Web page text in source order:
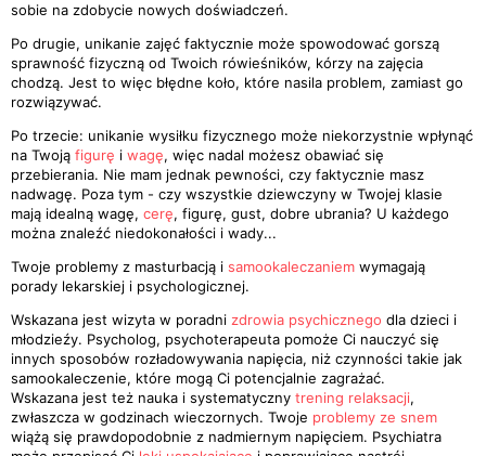
sobie na zdobycie nowych doświadczeń.
Po drugie, unikanie zajęć faktycznie może spowodować gorszą
sprawność fizyczną od Twoich rówieśników, kórzy na zajęcia
chodzą. Jest to więc błędne koło, które nasila problem, zamiast go
rozwiązywać.
Po trzecie: unikanie wysiłku fizycznego może niekorzystnie wpłynąć
na Twoją figurę i wagę, więc nadal możesz obawiać się
przebierania. Nie mam jednak pewności, czy faktycznie masz
nadwagę. Poza tym - czy wszystkie dziewczyny w Twojej klasie
mają idealną wagę, cerę, figurę, gust, dobre ubrania? U każdego
można znaleźć niedokonałości i wady...
Twoje problemy z masturbacją i samookaleczaniem wymagają
porady lekarskiej i psychologicznej.
Wskazana jest wizyta w poradni zdrowia psychicznego dla dzieci i
młodzieźy. Psycholog, psychoterapeuta pomoże Ci nauczyć się
innych sposobów rozładowywania napięcia, niż czynności takie jak
samookaleczenie, które mogą Ci potencjalnie zagrażać.
Wskazana jest też nauka i systematyczny trening relaksacji,
zwłaszcza w godzinach wieczornych. Twoje problemy ze snem
wiążą się prawdopodobnie z nadmiernym napięciem. Psychiatra